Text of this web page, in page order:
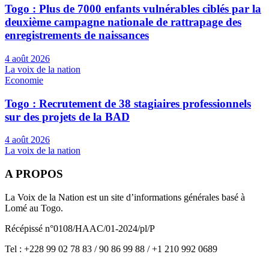
Togo : Plus de 7000 enfants vulnérables ciblés par la
deuxième campagne nationale de rattrapage des
enregistrements de naissances
4 août 2026
La voix de la nation
Economie
Togo : Recrutement de 38 stagiaires professionnels
sur des projets de la BAD
4 août 2026
La voix de la nation
A PROPOS
La Voix de la Nation est un site d’informations générales basé à
Lomé au Togo.
Récépissé n°0108/HAAC/01-2024/pl/P
Tel : +228 99 02 78 83 / 90 86 99 88 / +1 210 992 0689